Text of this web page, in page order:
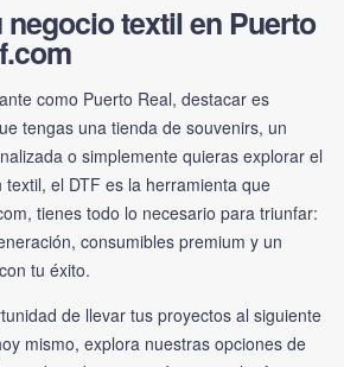
negocio textil en Puerto
como Puerto Real, destacar es
tengas una tienda de souvenirs, un
o simplemente quieras explorar el
el DTF es la herramienta que
, tienes todo lo necesario para triunfar:
consumibles premium y un
tu éxito.
de llevar tus proyectos al siguiente
mismo, explora nuestras opciones de